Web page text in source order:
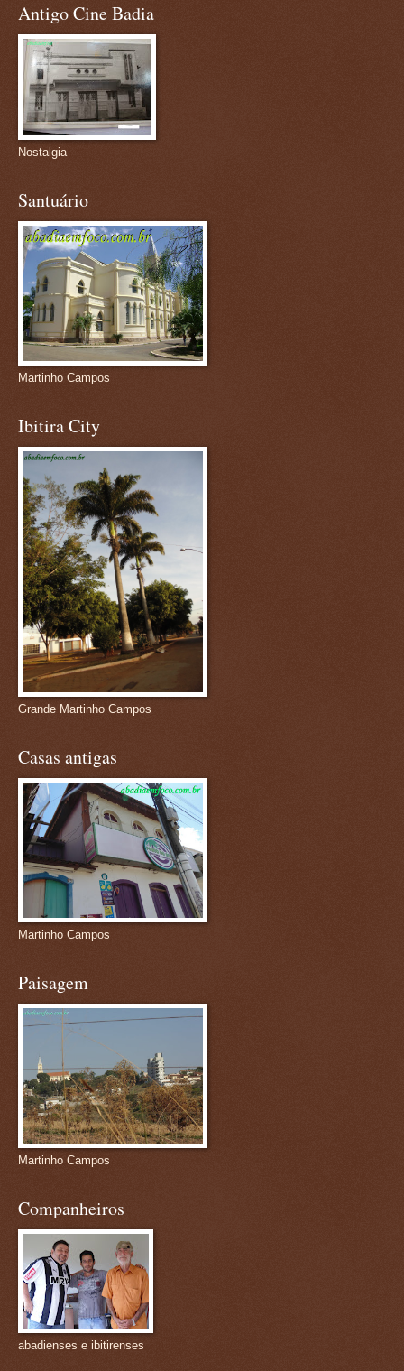
Antigo Cine Badia
Nostalgia
Santuário
Martinho Campos
Ibitira City
Grande Martinho Campos
Casas antigas
Martinho Campos
Paisagem
Martinho Campos
Companheiros
abadienses e ibitirenses